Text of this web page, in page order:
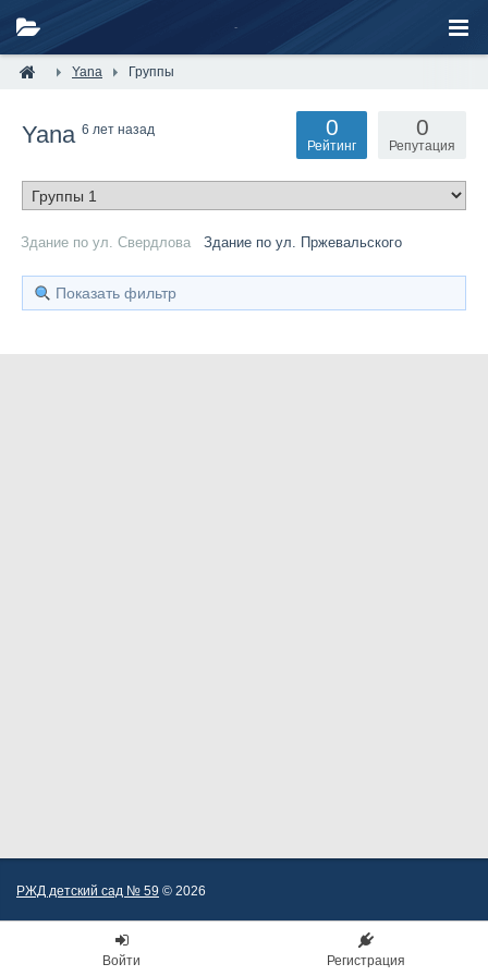
Yana Группы
Yana 6 лет назад 0
Репутация
0
Рейтинг
Здание по ул. Свердлова Здание по ул. Пржевальского
Показать фильтр
РЖД детский сад № 59 © 2026
Войти Регистрация